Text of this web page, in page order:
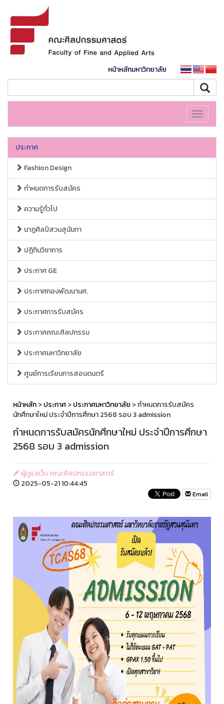
หน้าหลักมหาวิทยาลัย
Toggle
ประกาศ
Fashion Design
กำหนดการรับสมัคร
ความรู้ทั่วไป
นาฏศิลป์สวนสุนันทา
ปฏิทินวิชาการ
ประกาศ GE
ประกาศกองพัฒนานศ.
ประกาศการรับสมัคร
ประกาศคณะศิลปกรรม
ประกาศมหาวิทยาลัย
ศูนย์การเรียนการสอนดนตรี
หน้าหลัก>ประกาศ>ประกาศมหาวิทยาลัย > กำหนดการรับสมัคร
นักศึกษาใหม่ ประจำปีการศึกษา 2568 รอบ 3 admission
กำหนดการรับสมัครนักศึกษาใหม่ ประจำปีการศึกษา
2568 รอบ 3 admission
ผู้ดูแลเว็บ คณะศิลปกรรมศาสตร์
2025-05-21 10:44:45
Email